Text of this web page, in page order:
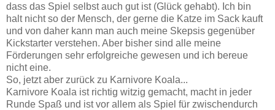
dass das Spiel selbst auch gut ist (Glück gehabt). Ich bin
halt nicht so der Mensch, der gerne die Katze im Sack kauft
und von daher kann man auch meine Skepsis gegenüber
Kickstarter verstehen. Aber bisher sind alle meine
Förderungen sehr erfolgreiche gewesen und ich bereue
nicht eine.
So, jetzt aber zurück zu Karnivore Koala...
Karnivore Koala ist richtig witzig gemacht, macht in jeder
Runde Spaß und ist vor allem als Spiel für zwischendurch